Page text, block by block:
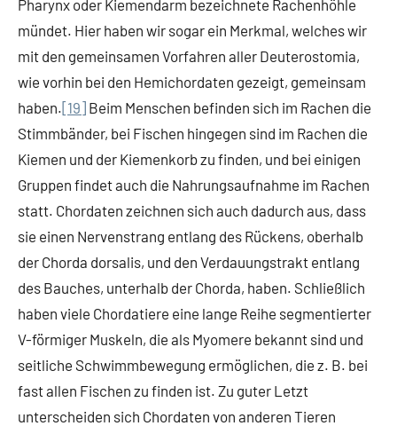
Pharynx oder Kiemendarm bezeichnete Rachenhöhle
mündet. Hier haben wir sogar ein Merkmal, welches wir
mit den gemeinsamen Vorfahren aller Deuterostomia,
wie vorhin bei den Hemichordaten gezeigt, gemeinsam
haben.[19] Beim Menschen befinden sich im Rachen die
Stimmbänder, bei Fischen hingegen sind im Rachen die
Kiemen und der Kiemenkorb zu finden, und bei einigen
Gruppen findet auch die Nahrungsaufnahme im Rachen
statt. Chordaten zeichnen sich auch dadurch aus, dass
sie einen Nervenstrang entlang des Rückens, oberhalb
der Chorda dorsalis, und den Verdauungstrakt entlang
des Bauches, unterhalb der Chorda, haben. Schließlich
haben viele Chordatiere eine lange Reihe segmentierter
V-förmiger Muskeln, die als Myomere bekannt sind und
seitliche Schwimmbewegung ermöglichen, die z. B. bei
fast allen Fischen zu finden ist. Zu guter Letzt
unterscheiden sich Chordaten von anderen Tieren